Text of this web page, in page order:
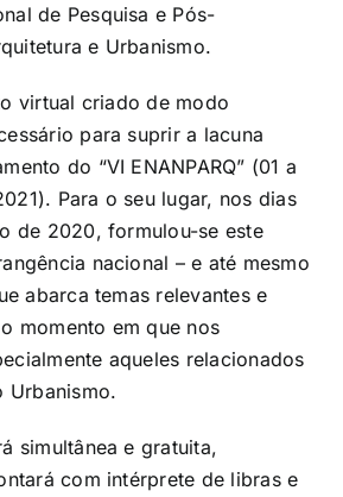
de Pesquisa e Pós-
e Urbanismo.
virtual criado de modo
para suprir a lacuna
do “VI ENANPARQ” (01 a
Para o seu lugar, nos dias
de 2020, formulou-se este
nacional – e até mesmo
abarca temas relevantes e
momento em que nos
aqueles relacionados
Urbanismo.
simultânea e gratuita,
com intérprete de libras e